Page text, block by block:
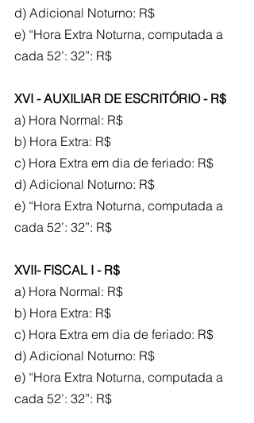
d) Adicional Noturno: R$
e) “Hora Extra Noturna, computada a
cada 52’: 32”: R$
XVI - AUXILIAR DE ESCRITÓRIO - R$
a) Hora Normal: R$
b) Hora Extra: R$
c) Hora Extra em dia de feriado: R$
d) Adicional Noturno: R$
e) “Hora Extra Noturna, computada a
cada 52’: 32”: R$
XVII- FISCAL I - R$
a) Hora Normal: R$
b) Hora Extra: R$
c) Hora Extra em dia de feriado: R$
d) Adicional Noturno: R$
e) “Hora Extra Noturna, computada a
cada 52’: 32”: R$